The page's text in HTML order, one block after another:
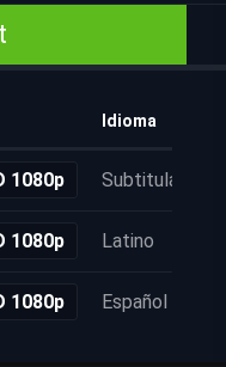
Idioma
1080p Subtitulada
1080p Latino
1080p Español